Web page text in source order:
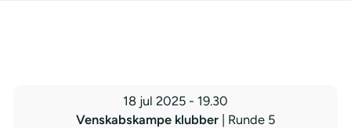
18 jul 2025 - 19.30
Venskabskampe klubber
| Runde 5